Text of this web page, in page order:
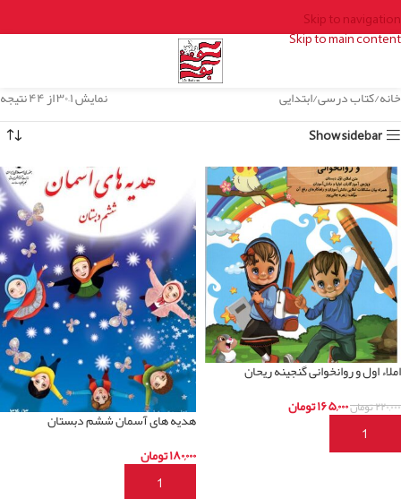
Skip to navigation
Skip to main content
خانه کتاب درسی ابتدایی
نمایش ۱–۳۰ از ۴۴ نتیجه
Show sidebar
املاء اول و روانخوانی گنجینه ریحان
۲۲۰,۰۰۰تومان۱۶۵,۰۰۰تومان
افزودن به سبد خرید
هدیه های آسمان ششم دبستان
۱۸۰,۰۰۰تومان
افزودن به سبد خرید